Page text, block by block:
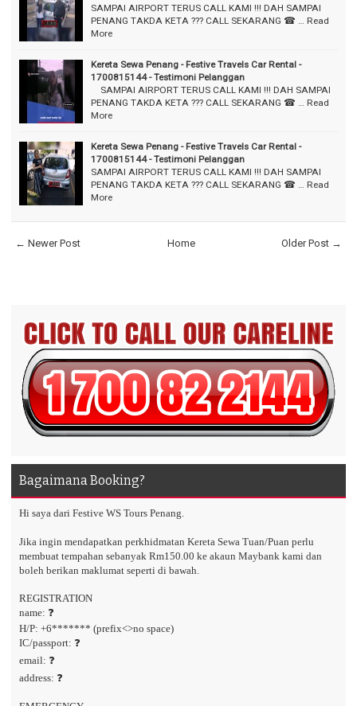
SAMPAI AIRPORT TERUS CALL KAMI !!! DAH SAMPAI
PENANG TAKDA KETA ??? CALL SEKARANG ☎ …
Read
More
Kereta Sewa Penang - Festive Travels Car Rental -
1700815144 - Testimoni Pelanggan
⠀ SAMPAI AIRPORT TERUS CALL KAMI !!! DAH SAMPAI
PENANG TAKDA KETA ??? CALL SEKARANG ☎ …
Read
More
Kereta Sewa Penang - Festive Travels Car Rental -
1700815144 - Testimoni Pelanggan
SAMPAI AIRPORT TERUS CALL KAMI !!! DAH SAMPAI
PENANG TAKDA KETA ??? CALL SEKARANG ☎ …
Read
More
← Newer Post Older Post →
Home
Bagaimana Booking?
Hi saya dari Festive WS Tours Penang.
Jika ingin mendapatkan perkhidmatan Kereta Sewa Tuan/Puan perlu
membuat tempahan sebanyak Rm150.00 ke akaun Maybank kami dan
boleh berikan maklumat seperti di bawah.
REGISTRATION
name: ❓
H/P: +6******* (prefix<>no space)
IC/passport: ❓
email: ❓
address: ❓